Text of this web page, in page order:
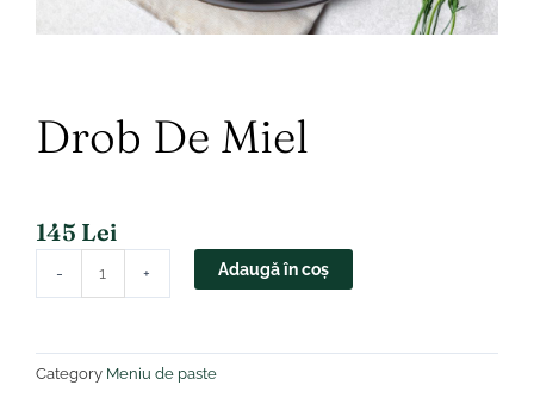
Drob De Miel
145 Lei
- + Adaugă în coș
Category Meniu de paste